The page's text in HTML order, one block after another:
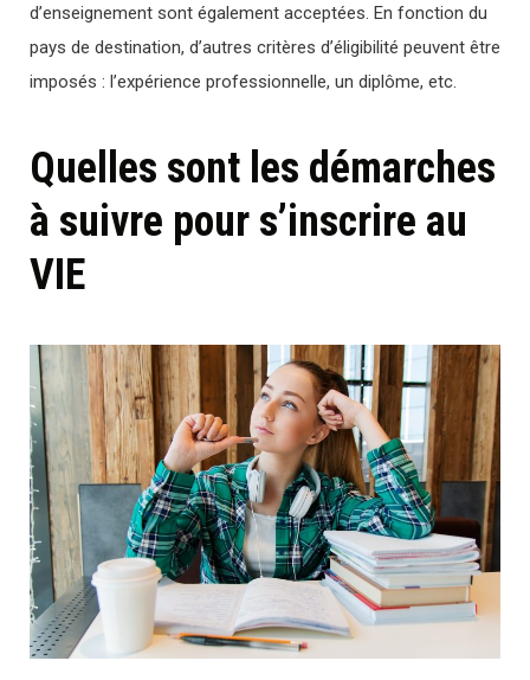
d’enseignement sont également acceptées. En fonction du
pays de destination, d’autres critères d’éligibilité peuvent être
imposés : l’expérience professionnelle, un diplôme, etc.
Quelles sont les démarches
à suivre pour s’inscrire au
VIE